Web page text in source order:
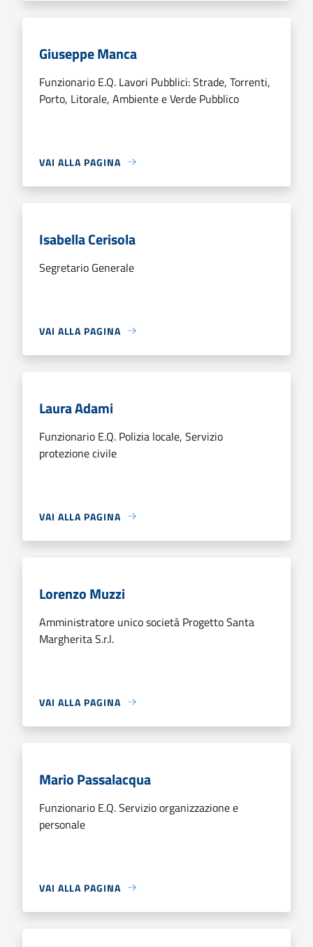
Giuseppe Manca
Funzionario E.Q. Lavori Pubblici: Strade, Torrenti,
Porto, Litorale, Ambiente e Verde Pubblico
VAI ALLA PAGINA
Isabella Cerisola
Segretario Generale
VAI ALLA PAGINA
Laura Adami
Funzionario E.Q. Polizia locale, Servizio
protezione civile
VAI ALLA PAGINA
Lorenzo Muzzi
Amministratore unico società Progetto Santa
Margherita S.r.l.
VAI ALLA PAGINA
Mario Passalacqua
Funzionario E.Q. Servizio organizzazione e
personale
VAI ALLA PAGINA